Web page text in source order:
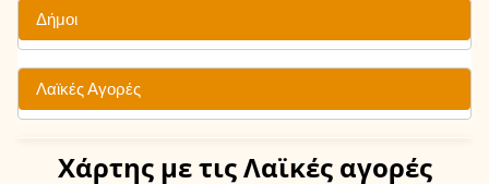
Δήμοι
Λαϊκές Αγορές
Χάρτης με τις Λαϊκές αγορές